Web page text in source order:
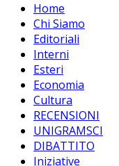
Home
Chi Siamo
Editoriali
Interni
Esteri
Economia
Cultura
RECENSIONI
UNIGRAMSCI
DIBATTITO
Iniziative